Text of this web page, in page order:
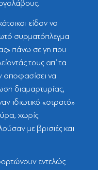
είδαν να
συρματόπλεγμα
πάνω σε γη που
τους απ’ τα
αποφασίσει να
διαμαρτυρίας,
ιδιωτικό «στρατό»
χωρίς
με βρισιές και
εντελώς